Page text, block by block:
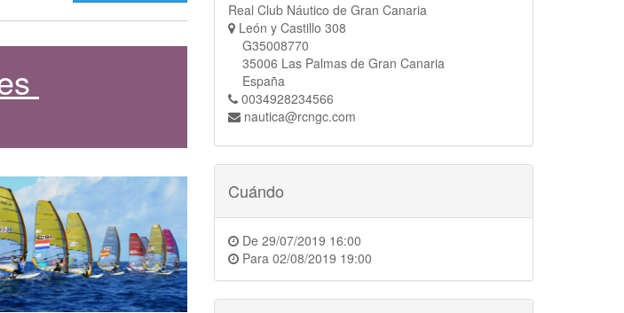
Real Club Náutico de Gran Canaria
León y Castillo 308
G35008770
35006 Las Palmas de Gran Canaria
España
0034928234566
nautica@rcngc.com
Cuándo
De 29/07/2019 16:00
Para 02/08/2019 19:00